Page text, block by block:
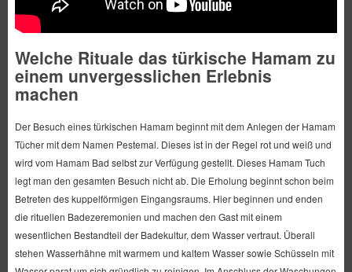
Welche Rituale das türkische Hamam zu
einem unvergesslichen Erlebnis
machen
Der Besuch eines türkischen Hamam beginnt mit dem Anlegen der Hamam
Tücher mit dem Namen Pestemal. Dieses ist in der Regel rot und weiß und
wird vom Hamam Bad selbst zur Verfügung gestellt. Dieses Hamam Tuch
legt man den gesamten Besuch nicht ab. Die Erholung beginnt schon beim
Betreten des kuppelförmigen Eingangsraums. Hier beginnen und enden
die rituellen Badezeremonien und machen den Gast mit einem
wesentlichen Bestandteil der Badekultur, dem Wasser vertraut. Überall
stehen Wasserhähne mit warmem und kaltem Wasser sowie Schüsseln mit